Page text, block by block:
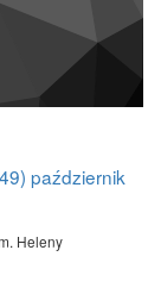
październik
Heleny